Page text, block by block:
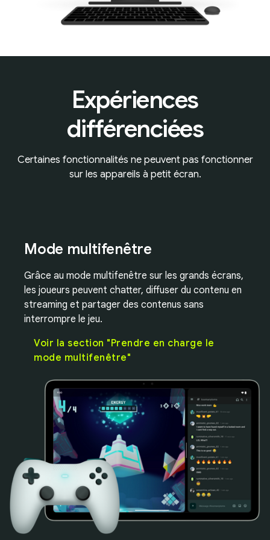
Expériences
différenciées
Certaines fonctionnalités ne peuvent pas fonctionner
sur les appareils à petit écran.
Mode multifenêtre
Grâce au mode multifenêtre sur les grands écrans,
les joueurs peuvent chatter, diffuser du contenu en
streaming et partager des contenus sans
interrompre le jeu.
Voir la section "Prendre en charge le
mode multifenêtre"